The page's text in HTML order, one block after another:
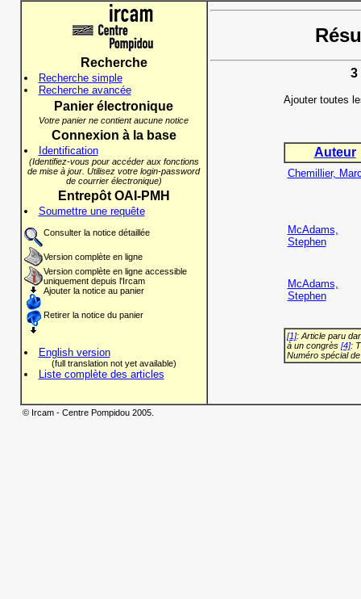
Recherche
Recherche simple
Recherche avancée
Panier électronique
Votre panier ne contient aucune notice
Connexion à la base
Identification
(Identifiez-vous pour accéder aux fonctions
de mise à jour. Utilisez votre login-password
de courrier électronique)
Entrepôt OAI-PMH
Soumettre une requête
Consulter la notice détaillée
Version complète en ligne
Version complète en ligne accessible
uniquement depuis l'Ircam
Ajouter la notice au panier
Retirer la notice du panier
English version
(full translation not yet available)
Liste complète des articles
3
Ajouter toutes
Auteur
Chemillier,
McAdams,
Stephen
McAdams,
Stephen
[1]: Article paru
à un congrès [4]:
Numéro spécial
© Ircam - Centre Pompidou 2005.